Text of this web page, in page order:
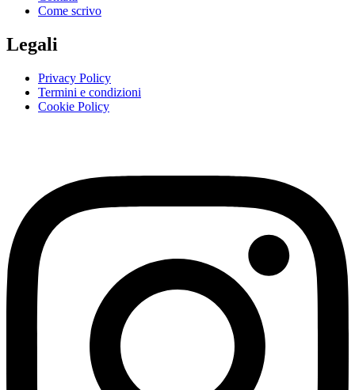
Come scrivo
Legali
Privacy Policy
Termini e condizioni
Cookie Policy